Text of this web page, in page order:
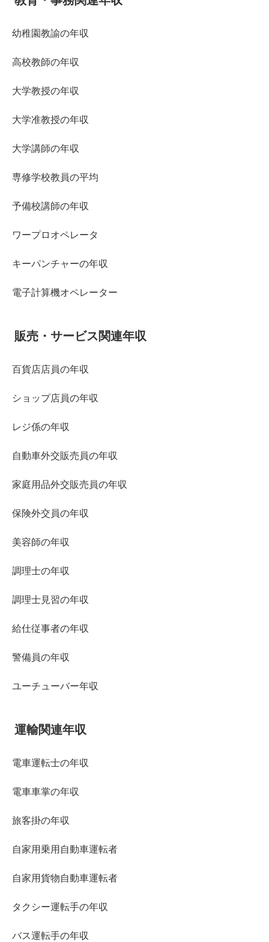
幼稚園教諭の年収
高校教師の年収
大学教授の年収
大学准教授の年収
大学講師の年収
専修学校教員の平均
予備校講師の年収
ワープロオペレータ
キーパンチャーの年収
電子計算機オペレーター
販売・サービス関連年収
百貨店店員の年収
ショップ店員の年収
レジ係の年収
自動車外交販売員の年収
家庭用品外交販売員の年収
保険外交員の年収
美容師の年収
調理士の年収
調理士見習の年収
給仕従事者の年収
警備員の年収
ユーチューバー年収
運輸関連年収
電車運転士の年収
電車車掌の年収
旅客掛の年収
自家用乗用自動車運転者
自家用貨物自動車運転者
タクシー運転手の年収
バス運転手の年収